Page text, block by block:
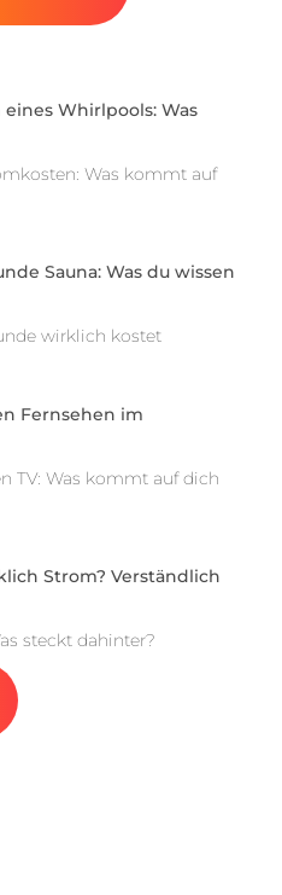
Whirlpools: Was
Was kommt auf
Sauna: Was du wissen
wirklich kostet
Fernsehen im
TV: Was kommt auf dich
Strom? Verständlich
steckt dahinter?